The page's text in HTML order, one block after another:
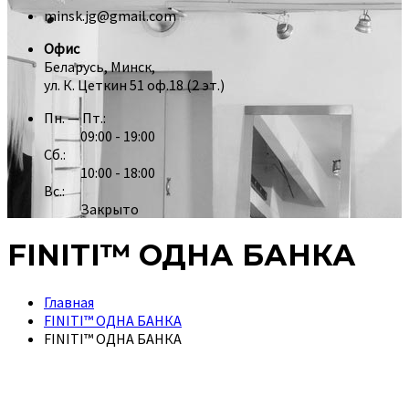
minsk.jg@gmail.com
Офис
Беларусь, Минск,
ул. К. Цеткин 51 оф.18 (2 эт.)
Пн. — Пт.:
09:00 - 19:00
Сб.:
10:00 - 18:00
Вс.:
Закрыто
FINITI™ ОДНА БАНКА
Главная
FINITI™ ОДНА БАНКА
FINITI™ ОДНА БАНКА